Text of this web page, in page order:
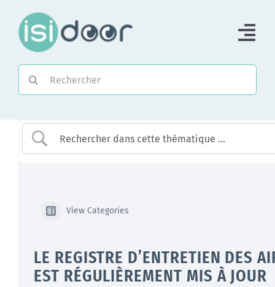
contenu
Piloter un réseau
View Categories
LE REGISTRE D’ENTRETIEN DES
EST RÉGULIÈREMENT MIS À JOUR